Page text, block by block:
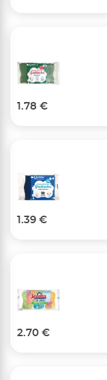
1.78 €
1.39 €
2.70 €